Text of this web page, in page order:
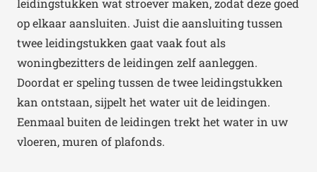
leidingstukken wat stroever maken, zodat deze goed
op elkaar aansluiten. Juist die aansluiting tussen
twee leidingstukken gaat vaak fout als
woningbezitters de leidingen zelf aanleggen.
Doordat er speling tussen de twee leidingstukken
kan ontstaan, sijpelt het water uit de leidingen.
Eenmaal buiten de leidingen trekt het water in uw
vloeren, muren of plafonds.